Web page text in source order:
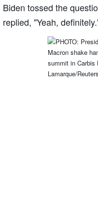
Biden tossed the
replied, "Yeah,